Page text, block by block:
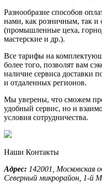
Разнообразие способов
нами, как розничным, так и
(промышленные цеха,
мастерские и др.).
Все тарифы на
более того, позволят вам
наличие сервиса доставки
и отдаленных регионов.
Мы уверены, что сможем
удобный сервис, но и
условия сотрудничества.
Наши Контакты
Адрес: 142001, Московская
Северный микрорайон, 1-й